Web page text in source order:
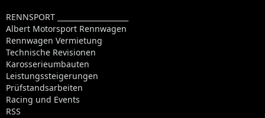
RENNSPORT ____________________
Albert Motorsport Rennwagen
Rennwagen Vermietung
Technische Revisionen
Karosserieumbauten
Leistungssteigerungen
Prüfstandsarbeiten
Racing und Events
RSS